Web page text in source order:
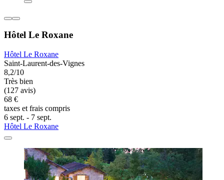
Hôtel Le Roxane
Hôtel Le Roxane
Saint-Laurent-des-Vignes
8,2/10
Très bien
(127 avis)
68 €
taxes et frais compris
6 sept. - 7 sept.
Hôtel Le Roxane